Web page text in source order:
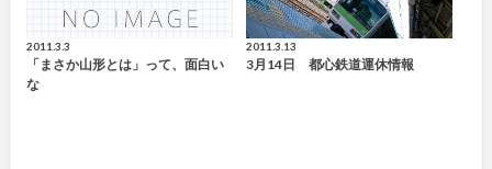
2011.3.3
「まさか山形とは」って、面白い
な
2011.3.13
3月14日 都心鉄道運休情報